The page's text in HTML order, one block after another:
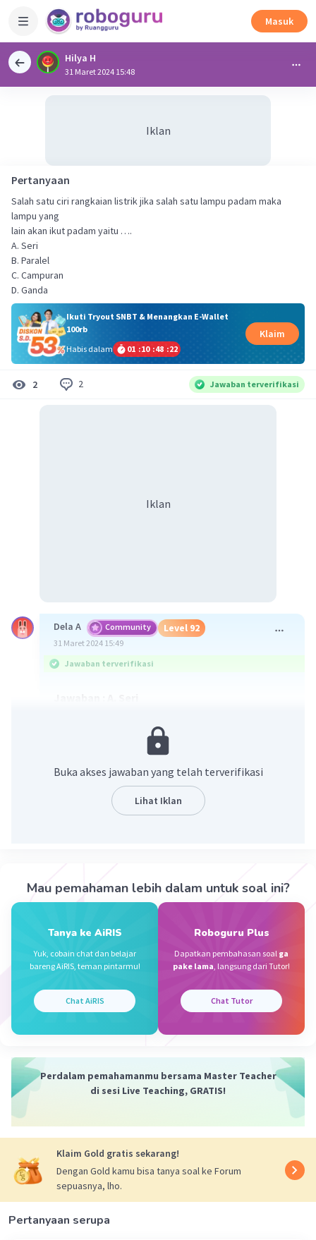
Masuk
Hilya H
31 Maret 2024 15:48
Iklan
Pertanyaan
Salah satu ciri rangkaian listrik jika salah satu lampu padam maka
lampu yang
lain akan ikut padam yaitu ….
A. Seri
B. Paralel
C. Campuran
D. Ganda
Ikuti Tryout SNBT & Menangkan E-Wallet
100rb
Habis dalam
01 :10 :48 :22
Klaim
2 2 Jawaban terverifikasi
Iklan
Dela A Community Level 92
31 Maret 2024 15:49
Jawaban terverifikasi
Salah satu ciri rangkaian listrik jika salah satu
lampu padam maka lampu yang lain akan ikut
padam terjadi pada rangkaian seri. Jadi, apabila
kita menekan saklar yang menghubungkan ke
semua lampu maka lampu tersebut akan padam.
Beri Rating·0.0(0) Balas
Jawaban yang tepat adalah A. Rangkaian Seri
Rangkaian seri juga dapat didefinisikan sebagai
rangkaian alat yang berderet serta tidak
memiliki cabang di dalamnya. Jika arus dari
Beri Rating ·0.0(0) Balas
Buka akses jawaban yang telah terverifikasi
Lihat Iklan
Mau pemahaman lebih dalam untuk soal ini?
Tanya ke AiRIS
Yuk, cobain chat dan belajar
bareng AiRIS, teman pintarmu!
Chat AiRIS
Roboguru Plus
Dapatkan pembahasan soal ga
pake lama, langsung dari Tutor!
Chat Tutor
Perdalam pemahamanmu bersama Master Teacher
di sesi Live Teaching, GRATIS!
Klaim Gold gratis sekarang!
Dengan Gold kamu bisa tanya soal ke Forum
sepuasnya, lho.
Pertanyaan serupa